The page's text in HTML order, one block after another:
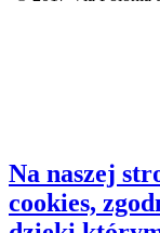
Na naszej
cookies,